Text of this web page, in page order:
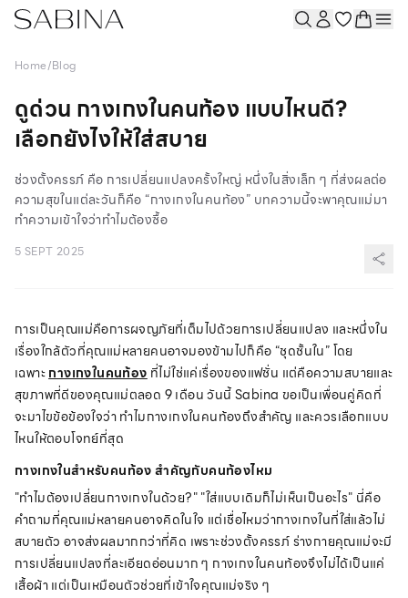
Home/Blog
ดูด่วน กางเกงในคนท้อง แบบไหนดี?
เลือกยังไงให้ใส่สบาย
ช่วงตั้งครรภ์ คือ การเปลี่ยนแปลงครั้งใหญ่ หนึ่งในสิ่งเล็ก ๆ ที่ส่งผลต่อ
ความสุขในแต่ละวันก็คือ “กางเกงในคนท้อง” บทความนี้จะพาคุณแม่มา
ทำความเข้าใจว่าทำไมต้องซื้อ
5 SEPT 2025
การเป็นคุณแม่คือการผจญภัยที่เต็มไปด้วยการเปลี่ยนแปลง และหนึ่งใน
เรื่องใกล้ตัวที่คุณแม่หลายคนอาจมองข้ามไปก็คือ “ชุดชั้นใน” โดย
เฉพาะกางเกงในคนท้อง ที่ไม่ใช่แค่เรื่องของแฟชั่น แต่คือความสบายและ
สุขภาพที่ดีของคุณแม่ตลอด 9 เดือน วันนี้ Sabina ขอเป็นเพื่อนคู่คิดที่
จะมาไขข้อข้องใจว่า ทำไมกางเกงในคนท้องถึงสำคัญ และควรเลือกแบบ
ไหนให้ตอบโจทย์ที่สุด
กางเกงในสำหรับคนท้อง สำคัญกับคนท้องไหม
"ทำไมต้องเปลี่ยนกางเกงในด้วย?" "ใส่แบบเดิมก็ไม่เห็นเป็นอะไร" นี่คือ
คำถามที่คุณแม่หลายคนอาจคิดในใจ แต่เชื่อไหมว่ากางเกงในที่ใส่แล้วไม่
สบายตัว อาจส่งผลมากกว่าที่คิด เพราะช่วงตั้งครรภ์ ร่างกายคุณแม่จะมี
การเปลี่ยนแปลงที่ละเอียดอ่อนมาก ๆ กางเกงในคนท้องจึงไม่ได้เป็นแค่
เสื้อผ้า แต่เป็นเหมือนตัวช่วยที่เข้าใจคุณแม่จริง ๆ